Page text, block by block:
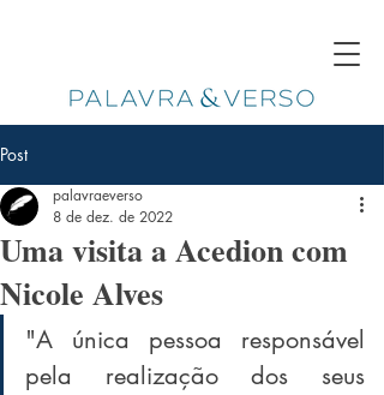
Post
Uma visita a Acedion com
Nicole Alves
palavraeverso
8 de dez. de 2022
"A única pessoa responsável
pela realização dos seus